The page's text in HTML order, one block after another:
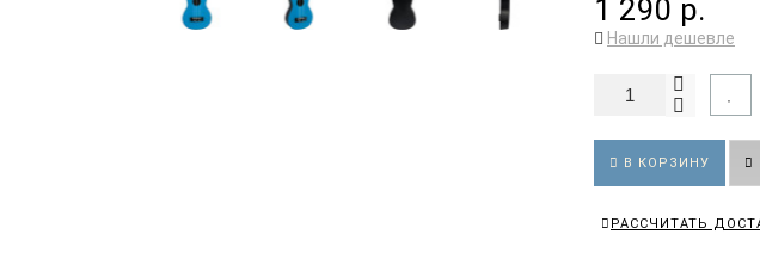
1 290 р.
Нашли дешевле
В КОРЗИНУ
РАССЧИТАТЬ